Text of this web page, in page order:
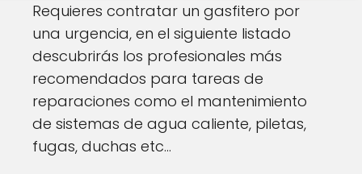
Requieres contratar un gasfitero por
una urgencia, en el siguiente listado
descubrirás los profesionales más
recomendados para tareas de
reparaciones como el mantenimiento
de sistemas de agua caliente, piletas,
fugas, duchas etc...